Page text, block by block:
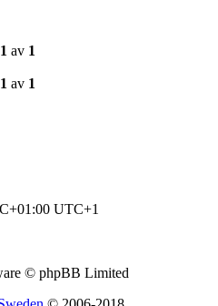
1 av 1
1 av 1
UTC+1
© phpBB Limited